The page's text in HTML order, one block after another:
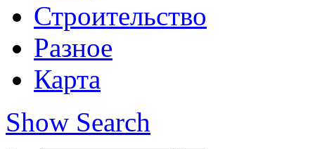
Строительство
Разное
Карта
Show Search